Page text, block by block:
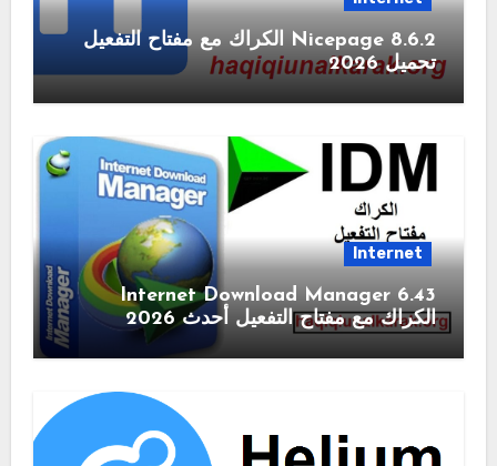
Nicepage 8.6.2 الكراك مع مفتاح التفعيل
تحميل 2026
Internet
6.43 Internet Download Manager
الكراك مع مفتاح التفعيل أحدث 2026